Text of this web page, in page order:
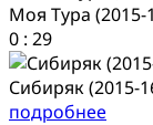
Моя Тура (2015-
0 : 29
Сибиряк (2015-
подробнее